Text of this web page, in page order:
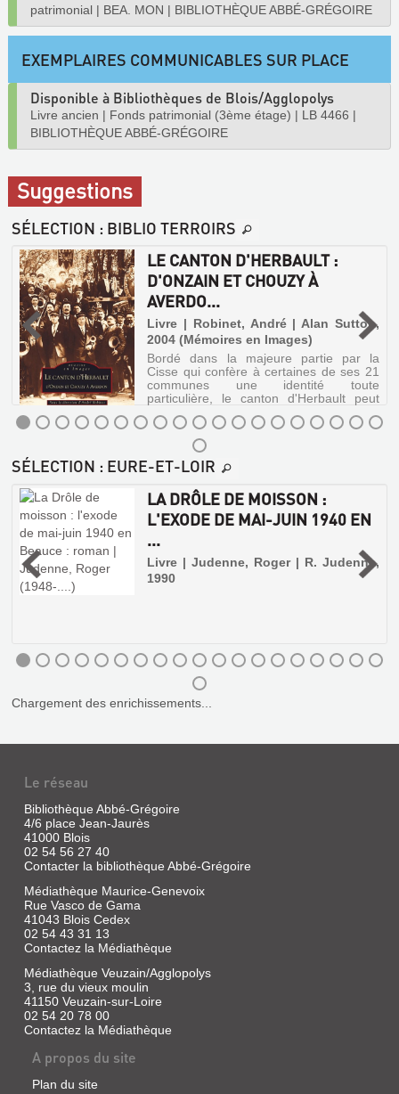
patrimonial | BEA. MON | BIBLIOTHÈQUE ABBÉ-GRÉGOIRE
EXEMPLAIRES COMMUNICABLES SUR PLACE
Disponible à Bibliothèques de Blois/Agglopolys
Livre ancien | Fonds patrimonial (3ème étage) | LB 4466 |
BIBLIOTHÈQUE ABBÉ-GRÉGOIRE
Suggestions
SÉLECTION : BIBLIO TERROIRS
LE CANTON D'HERBAULT :
D'ONZAIN ET CHOUZY À
AVERDO...
Livre | Robinet, André | Alan Sutton,
2004 (Mémoires en Images)
Bordé dans la majeure partie par la
Cisse qui confère à certaines de ses 21
communes une identité toute
particulière, le canton d'Herbault peut
tout autant se diviser en trois ensembles
géographiquement, historiquement et
architec...
LE
CANTON
D'HERBAULT
:
D'ONZAIN
ET
CHOUZY
|
|
en
Images)
Bordé
dans
la
majeure
partie
par
la
Cisse
qui
confère
à
certaines
de
ses
21
communes
une
toute
le
SÉLECTION : EURE-ET-LOIR
LA DRÔLE DE MOISSON :
L'EXODE DE MAI-JUIN 1940 EN
...
Livre | Judenne, Roger | R. Judenne,
1990
LA
DRÔLE
DE
MOISSON
L'EXODE
Chargement des enrichissements...
Le réseau
Bibliothèque Abbé-Grégoire
4/6 place Jean-Jaurès
41000 Blois
02 54 56 27 40
Contacter la bibliothèque Abbé-Grégoire
Médiathèque Maurice-Genevoix
Rue Vasco de Gama
41043 Blois Cedex
02 54 43 31 13
Contactez la Médiathèque
Médiathèque Veuzain/Agglopolys
3, rue du vieux moulin
41150 Veuzain-sur-Loire
02 54 20 78 00
Contactez la Médiathèque
A propos du site
Plan du site